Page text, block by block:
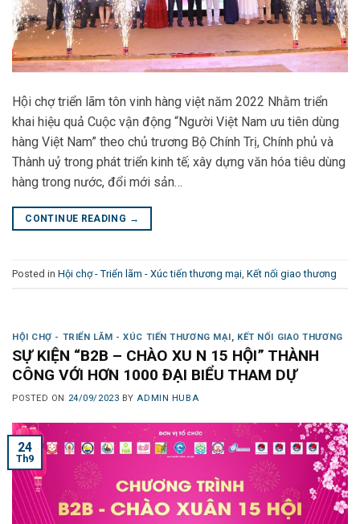
Hội chợ triển lãm tôn vinh hàng việt năm 2022 Nhằm triển
khai hiệu quả Cuộc vận động “Người Việt Nam ưu tiên dùng
hàng Việt Nam” theo chủ trương Bộ Chính Trị, Chính phủ và
Thành uỷ trong phát triển kinh tế; xây dựng văn hóa tiêu dùng
hàng trong nước, đổi mới sản…
CONTINUE READING →
Posted in Hội chợ - Triển lãm - Xúc tiến thương mại Kết nối giao thương
HỘI CHỢ - TRIỂN LÃM - XÚC TIẾN THƯƠNG MẠI , KẾT NỐI GIAO THƯƠNG
SỰ KIỆN “B2B – CHÀO XU N 15 HỘI” THÀNH
CÔNG VỚI HƠN 1000 ĐẠI BIỂU THAM DỰ
POSTED ON 24/09/2023 BY ADMIN HUBA
24
Th9